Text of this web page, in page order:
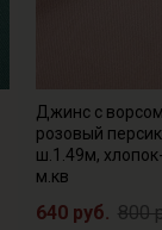
Джинс с
розовый
ш.1.49м,
м.кв
640 руб. 800